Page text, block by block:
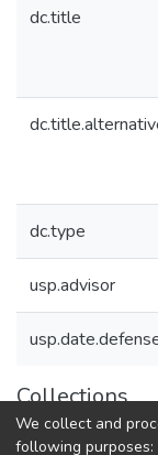
dc.title
dc.type
usp.advisor
Collections
Teses e
We collect and
following purposes: